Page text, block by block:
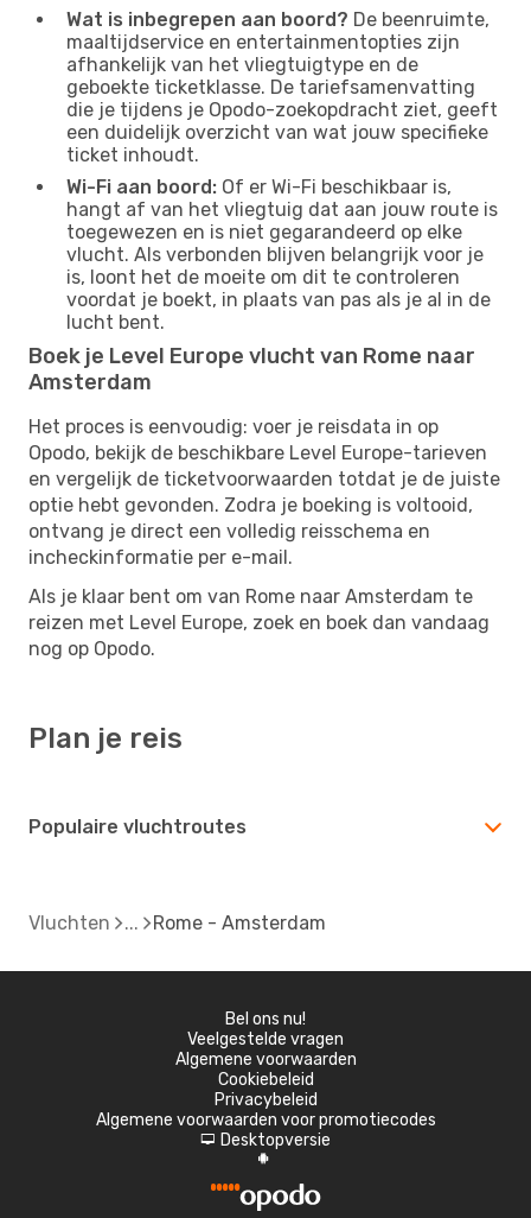
Wat is inbegrepen aan boord? De beenruimte,
maaltijdservice en entertainmentopties zijn
afhankelijk van het vliegtuigtype en de
geboekte ticketklasse. De tariefsamenvatting
die je tijdens je Opodo-zoekopdracht ziet, geeft
een duidelijk overzicht van wat jouw specifieke
ticket inhoudt.
Wi-Fi aan boord: Of er Wi-Fi beschikbaar is,
hangt af van het vliegtuig dat aan jouw route is
toegewezen en is niet gegarandeerd op elke
vlucht. Als verbonden blijven belangrijk voor je
is, loont het de moeite om dit te controleren
voordat je boekt, in plaats van pas als je al in de
lucht bent.
Boek je Level Europe vlucht van Rome naar
Amsterdam
Het proces is eenvoudig: voer je reisdata in op
Opodo, bekijk de beschikbare Level Europe-tarieven
en vergelijk de ticketvoorwaarden totdat je de juiste
optie hebt gevonden. Zodra je boeking is voltooid,
ontvang je direct een volledig reisschema en
incheckinformatie per e-mail.
Als je klaar bent om van Rome naar Amsterdam te
reizen met Level Europe, zoek en boek dan vandaag
nog op Opodo.
Plan je reis
Populaire vluchtroutes
Vluchten Rome - Amsterdam
Bel ons nu!
Veelgestelde vragen
Algemene voorwaarden
Cookiebeleid
Privacybeleid
Algemene voorwaarden voor promotiecodes
d Desktopversie
A